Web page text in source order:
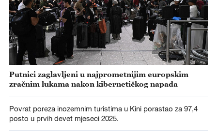
Putnici zaglavljeni u najprometnijim europskim
zračnim lukama nakon kibernetičkog napada
Povrat poreza inozemnim turistima u Kini porastao za 97,4
posto u prvih devet mjeseci 2025.